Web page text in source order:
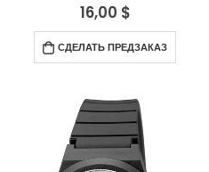
0out of 5
16,00 $
СДЕЛАТЬ ПРЕДЗАКАЗ